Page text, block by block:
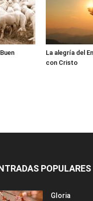
La alegría del
con Cristo
POPULARES
Gloria